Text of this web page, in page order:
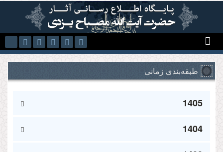
Skip to main content
طبقه‌بندی زمانی
1405
1404